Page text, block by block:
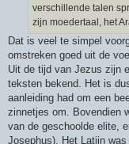
verschillende talen
zijn moedertaal, het
Dat is veel te simpel
omstreken goed uit de
Uit de tijd van Jezus zijn
teksten bekend. Het is
aanleiding had om een
zinnetjes om. Bovendien
van de geschoolde elite,
Josephus). Het Latijn